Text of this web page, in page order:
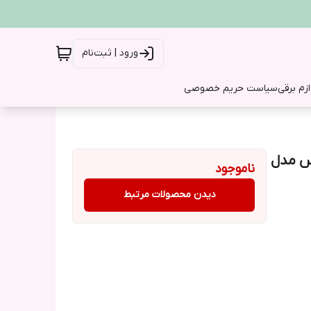
ورود | ثبت‌نام
برقیسیاست حریم خصوصی
مدل
ناموجود
دیدن محصولات مرتبط